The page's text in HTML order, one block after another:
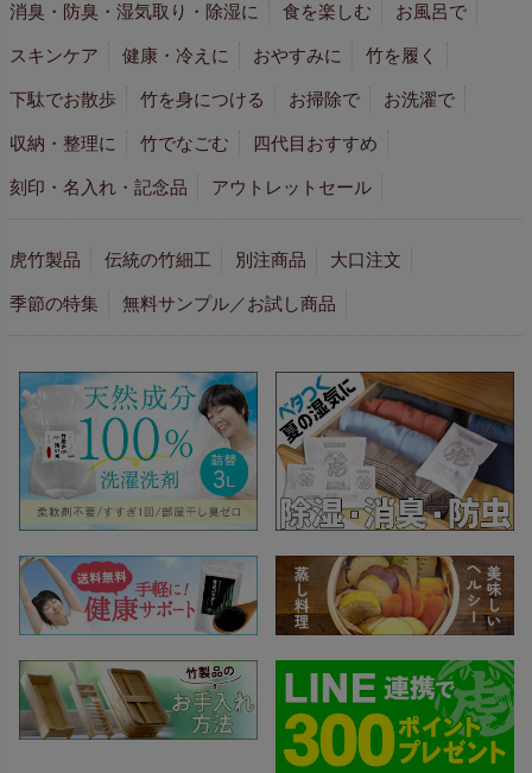
消臭・防臭・湿気取り・除湿に 食を楽しむ お風呂で
スキンケア 健康・冷えに おやすみに 竹を履く
下駄でお散歩 竹を身につける お掃除で お洗濯で
収納・整理に 竹でなごむ 四代目おすすめ
刻印・名入れ・記念品 アウトレットセール
虎竹製品 伝統の竹細工 別注商品 大口注文
季節の特集 無料サンプル／お試し商品